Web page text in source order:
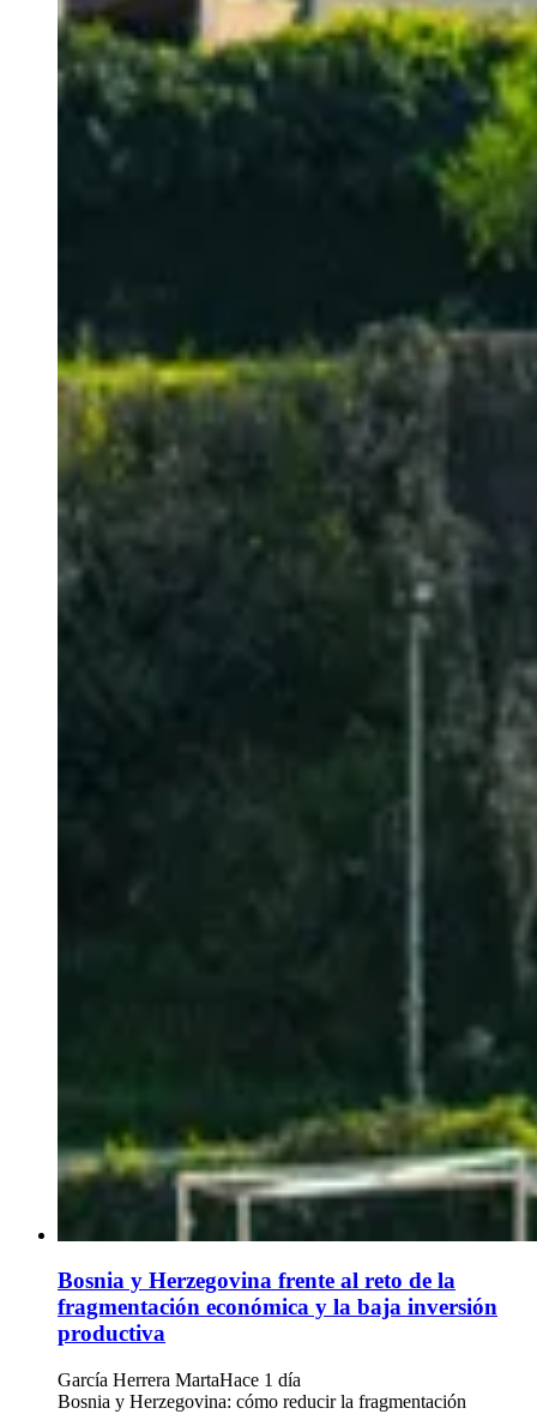
Bosnia y Herzegovina frente al reto de la
fragmentación económica y la baja inversión
productiva
García Herrera MartaHace 1 día
Bosnia y Herzegovina: cómo reducir la fragmentación